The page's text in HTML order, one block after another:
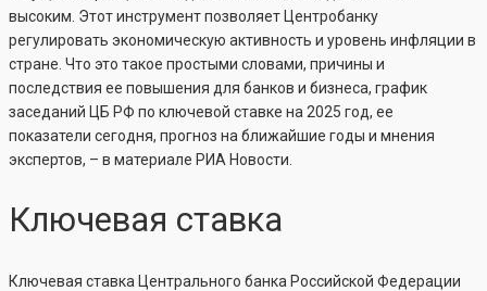
высоким. Этот инструмент позволяет Центробанку
регулировать экономическую активность и уровень инфляции в
стране. Что это такое простыми словами, причины и
последствия ее повышения для банков и бизнеса, график
заседаний ЦБ РФ по ключевой ставке на 2025 год, ее
показатели сегодня, прогноз на ближайшие годы и мнения
экспертов, – в материале РИА Новости.
Ключевая ставка
Ключевая ставка Центрального банка Российской Федерации